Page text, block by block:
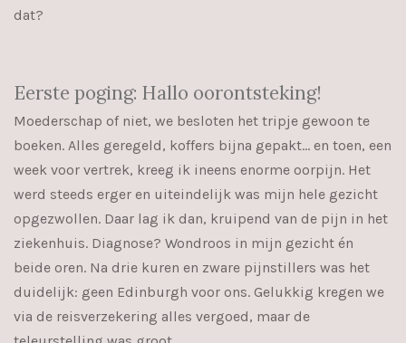
dat?
Eerste poging: Hallo oorontsteking!
Moederschap of niet, we besloten het tripje gewoon te
boeken. Alles geregeld, koffers bijna gepakt… en toen, een
week voor vertrek, kreeg ik ineens enorme oorpijn. Het
werd steeds erger en uiteindelijk was mijn hele gezicht
opgezwollen. Daar lag ik dan, kruipend van de pijn in het
ziekenhuis. Diagnose? Wondroos in mijn gezicht én
beide oren. Na drie kuren en zware pijnstillers was het
duidelijk: geen Edinburgh voor ons. Gelukkig kregen we
via de reisverzekering alles vergoed, maar de